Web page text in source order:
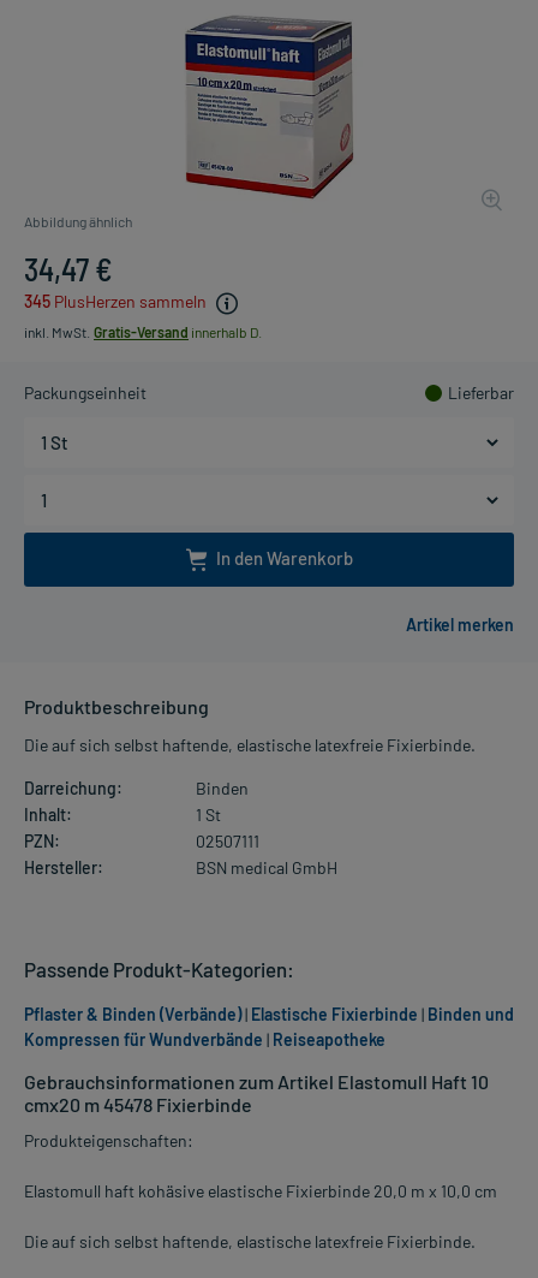
Abbildung ähnlich
34,47 €
345 PlusHerzen sammeln
inkl. MwSt. Gratis-Versand innerhalb D.
Packungseinheit Lieferbar
In den Warenkorb
Produktbeschreibung
Die auf sich selbst haftende, elastische latexfreie Fixierbinde.
Darreichung:
Binden
Inhalt:
1 St
PZN:
02507111
Hersteller:
BSN medical GmbH
Gebrauchsinformationen zum Artikel Elastomull Haft 10
cmx20 m 45478 Fixierbinde
Produkteigenschaften:
Elastomull haft kohäsive elastische Fixierbinde 20,0 m x 10,0 cm
Die auf sich selbst haftende, elastische latexfreie Fixierbinde.
Passende Produkt-Kategorien:
Pflaster & Binden (Verbände)| Elastische Fixierbinde | Binden und
Kompressen für Wundverbände | Reiseapotheke